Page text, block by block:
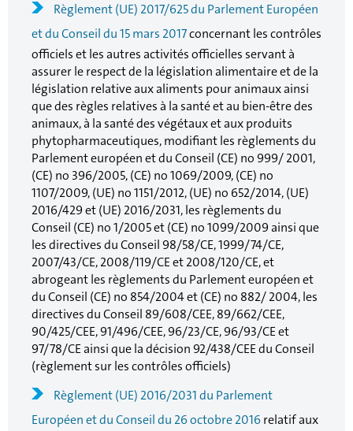
Règlement (UE) 2017/625 du Parlement Européen
et du Conseil du 15 mars 2017concernant les contrôles
officiels et les autres activités officielles servant à
assurer le respect de la législation alimentaire et de la
législation relative aux aliments pour animaux ainsi
que des règles relatives à la santé et au bien-être des
animaux, à la santé des végétaux et aux produits
phytopharmaceutiques, modifiant les règlements du
Parlement européen et du Conseil (CE) no 999/ 2001,
(CE) no 396/2005, (CE) no 1069/2009, (CE) no
1107/2009, (UE) no 1151/2012, (UE) no 652/2014, (UE)
2016/429 et (UE) 2016/2031, les règlements du
Conseil (CE) no 1/2005 et (CE) no 1099/2009 ainsi que
les directives du Conseil 98/58/CE, 1999/74/CE,
2007/43/CE, 2008/119/CE et 2008/120/CE, et
abrogeant les règlements du Parlement européen et
du Conseil (CE) no 854/2004 et (CE) no 882/ 2004, les
directives du Conseil 89/608/CEE, 89/662/CEE,
90/425/CEE, 91/496/CEE, 96/23/CE, 96/93/CE et
97/78/CE ainsi que la décision 92/438/CEE du Conseil
(règlement sur les contrôles officiels)
Règlement (UE) 2016/2031 du Parlement
Européen et du Conseil du 26 octobre 2016relatif aux